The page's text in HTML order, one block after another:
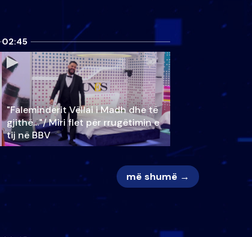
02:45
"Faleminderit Vëllai i Madh dhe të
gjithë…"/ Miri flet për rrugëtimin e
tij në BBV
më shumë →